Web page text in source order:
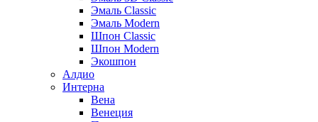
Эмаль Classic
Эмаль Modern
Шпон Classic
Шпон Modern
Экошпон
Алдио
Интерна
Вена
Венеция